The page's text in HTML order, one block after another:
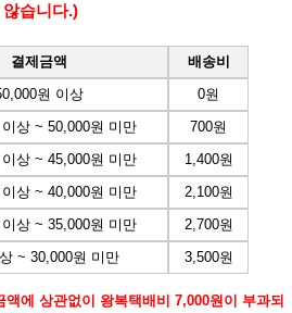
습니다.)
결제금액
배송비
원 이상
0원
상 ~ 50,000원 미만
700원
상 ~ 45,000원 미만
1,400원
상 ~ 40,000원 미만
2,100원
상 ~ 35,000원 미만
2,700원
~ 30,000원 미만 3,500원
에 상관없이 왕복택배비 7,000원이 부과되